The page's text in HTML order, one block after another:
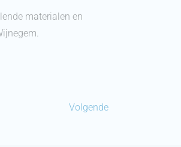
materialen en
Volgende